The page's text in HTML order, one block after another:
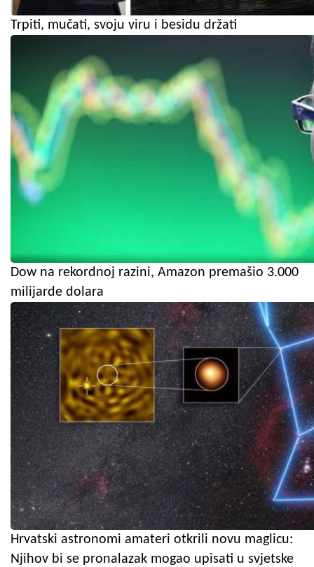
Trpiti, mučati, svoju viru i besidu držati
Dow na rekordnoj razini, Amazon premašio 3.000
milijarde dolara
Hrvatski astronomi amateri otkrili novu maglicu:
Njihov bi se pronalazak mogao upisati u svjetske